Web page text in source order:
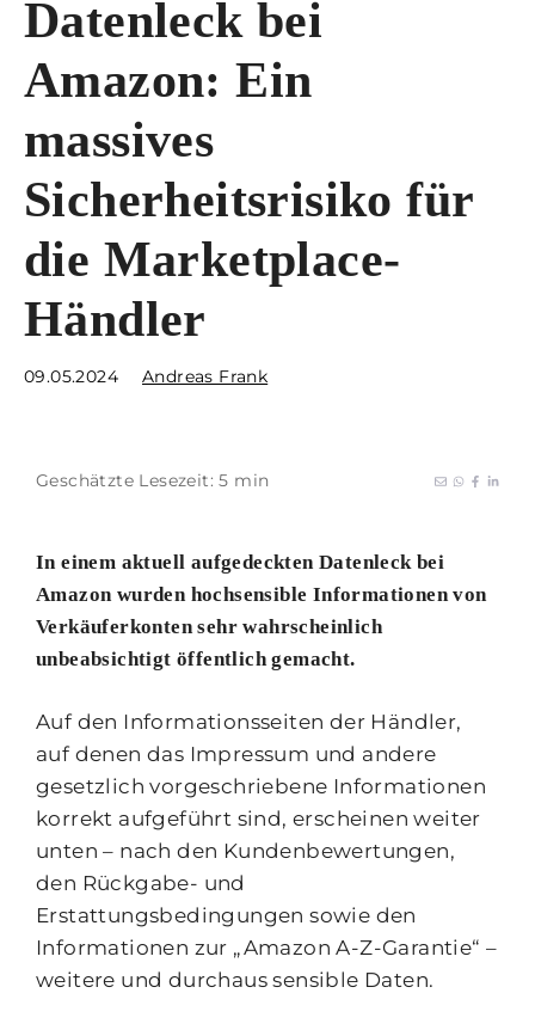
Datenleck bei
Amazon: Ein
massives
Sicherheitsrisiko für
die Marketplace-
Händler
09.05.2024 Andreas Frank
Geschätzte Lesezeit: 5 min
In einem aktuell aufgedeckten Datenleck bei
Amazon wurden hochsensible Informationen von
Verkäuferkonten sehr wahrscheinlich
unbeabsichtigt öffentlich gemacht.
Auf den Informationsseiten der Händler,
auf denen das Impressum und andere
gesetzlich vorgeschriebene Informationen
korrekt aufgeführt sind, erscheinen weiter
unten – nach den Kundenbewertungen,
den Rückgabe- und
Erstattungsbedingungen sowie den
Informationen zur „Amazon A-Z-Garantie“ –
weitere und durchaus sensible Daten.